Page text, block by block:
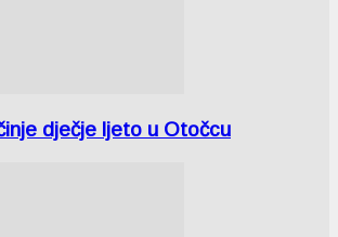
dječje ljeto u Otočcu